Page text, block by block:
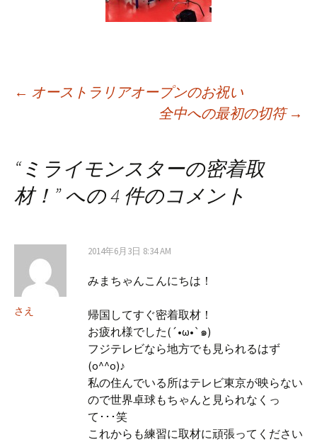
Post
← オーストラリアオープンのお祝い
全中への最初の切符 →
“ミライモンスターの密着取
材！ ” への 4 件のコメント
さえ
2014年6月3日 8:34 AM
みまちゃんこんにちは！
帰国してすぐ密着取材！
お疲れ様でした(´•ω•`๑)
フジテレビなら地方でも見られるはず
(o^^o)♪
私の住んでいる所はテレビ東京が映らない
ので世界卓球もちゃんと見られなくっ
て･･･笑
これからも練習に取材に頑張ってください